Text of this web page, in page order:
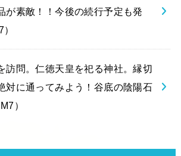
が素敵！！今後の続行予定も発
訪問。仁徳天皇を祀る神社。縁切
対に通ってみよう！谷底の陰陽石
）